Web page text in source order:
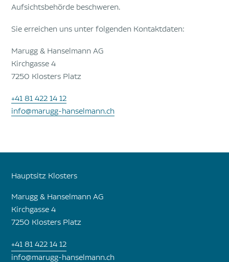
Aufsichtsbehörde beschweren.
Sie erreichen uns unter folgenden Kontaktdaten:
Marugg & Hanselmann AG
Kirchgasse 4
7250 Klosters Platz
+41 81 422 14 12
info@marugg-hanselmann.ch
Hauptsitz Klosters
Marugg & Hanselmann AG
Kirchgasse 4
7250 Klosters Platz
+41 81 422 14 12
info@marugg-hanselmann.ch